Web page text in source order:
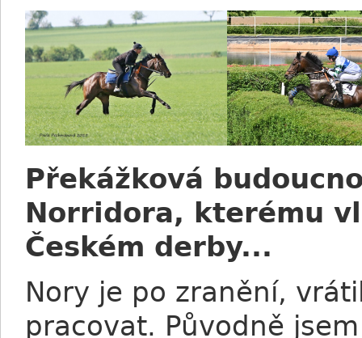
Překážková
Norridora, kterému
Českém derby...
Nory je po zranění,
pracovat. Původně